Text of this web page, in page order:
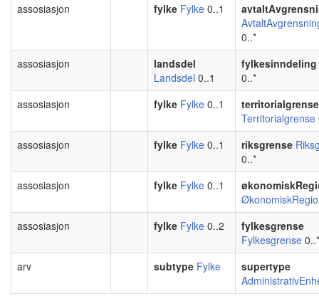
assosiasjon
fylke Fylke 0..1
0..*
assosiasjon
landsdel
Landsdel 0..1
fylkesinndeling
0..*
assosiasjon
fylke Fylke 0..1
territorialgrense
Territorialgrense
assosiasjon
fylke Fylke 0..1 riksgrense
0..*
assosiasjon
fylke Fylke 0..1
assosiasjon
fylke Fylke 0..2
fylkesgrense
Fylkesgrense 0..*
arv
subtype Fylke
supertype